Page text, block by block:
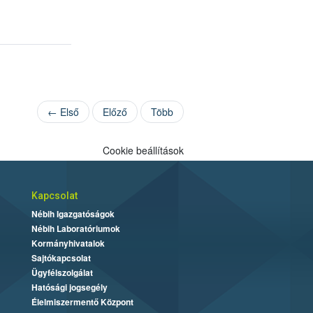
← Első Előző Több
Cookie beállítások
Kapcsolat
Nébih Igazgatóságok
Nébih Laboratóriumok
Kormányhivatalok
Sajtókapcsolat
Ügyfélszolgálat
Hatósági jogsegély
Élelmiszermentő Központ